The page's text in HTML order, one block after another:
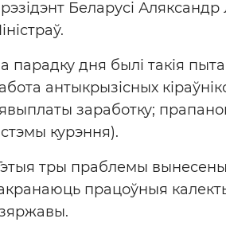
Беларусі
парадку дня былі такія
антыкрызісных
заработку;
курэння).
тры праблемы
працоўныя